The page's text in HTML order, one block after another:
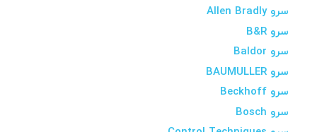
سرو Allen Bradly
سرو B&R
سرو Baldor
سرو BAUMULLER
سرو Beckhoff
سرو Bosch